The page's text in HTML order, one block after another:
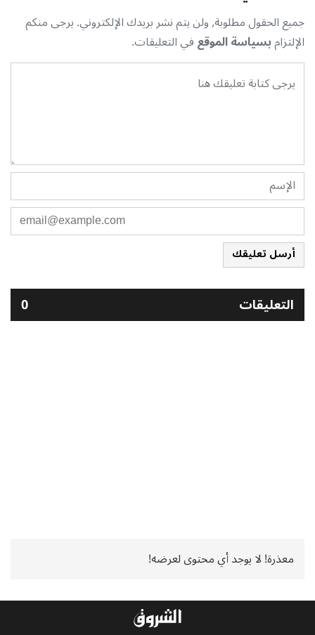
جميع الحقول مطلوبة, ولن يتم نشر بريدك الإلكتروني. يرجى منكم
الإلتزامبسياسة الموقعفي التعليقات.
أرسل تعليقك
التعليقات 0
معذرة! لا يوجد أي محتوى لعرضه!